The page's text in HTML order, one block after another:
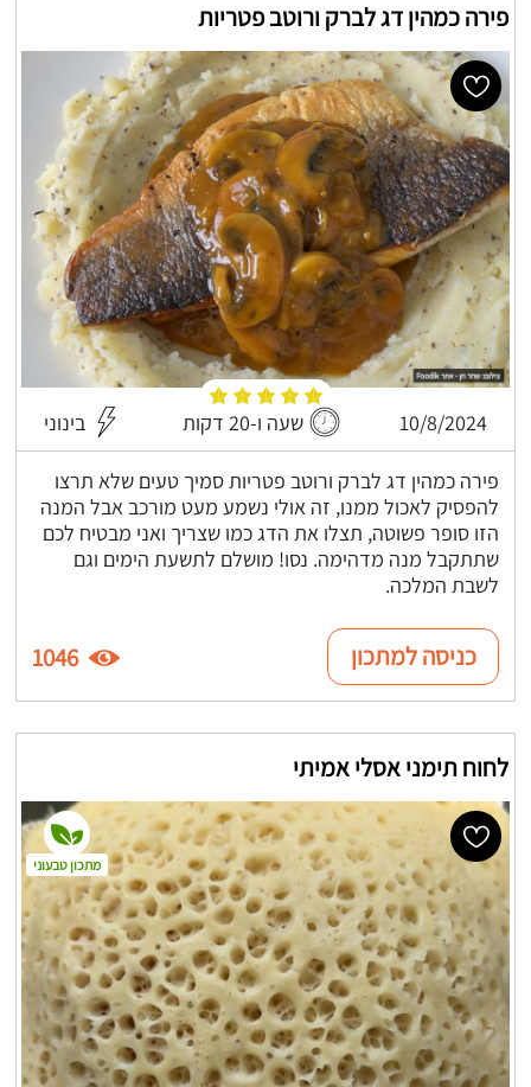
פירה כמהין דג לברק ורוטב פטריות
10/8/2024 שעה ו-20 דקות בינוני
פירה כמהין דג לברק ורוטב פטריות סמיך טעים שלא תרצו
להפסיק לאכול ממנו, זה אולי נשמע מעט מורכב אבל המנה
הזו סופר פשוטה, תצלו את הדג כמו שצריך ואני מבטיח לכם
שתתקבל מנה מדהימה. נסו! מושלם לתשעת הימים וגם
לשבת המלכה.
כניסה למתכון 1046
לחוח תימני אסלי אמיתי
מתכון טבעוני